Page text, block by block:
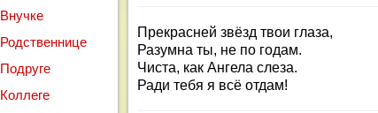
Внучке
Родственнице
Подруге
Коллеге
Прекрасней звёзд твои глаза,
Разумна ты, не по годам.
Чиста, как Ангела слеза.
Ради тебя я всё отдам!